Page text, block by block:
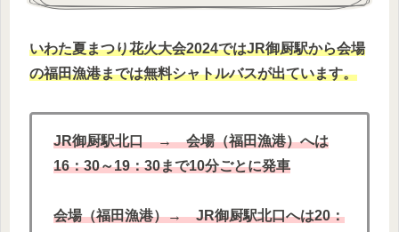
いわた夏まつり花火大会2024ではJR御厨駅から会場
の福田漁港までは無料シャトルバスが出ています。
JR御厨駅北口 → 会場（福田漁港）へは
16：30～19：30まで10分ごとに発車
会場（福田漁港）→ JR御厨駅北口へは20：